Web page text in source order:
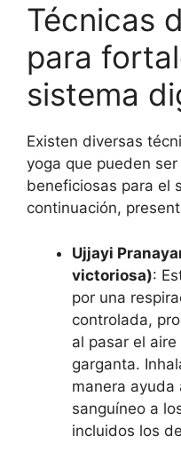
Técnicas
para
sistema
Existen diversas
yoga que pueden
beneficiosas para el
continuación,
Ujjayi
victoriosa):
por una
controlada,
al pasar el
garganta.
manera ayuda
sanguíneo a
incluidos los